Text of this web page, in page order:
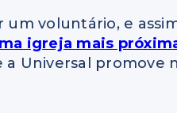
um voluntário, e
igreja mais
a Universal promove